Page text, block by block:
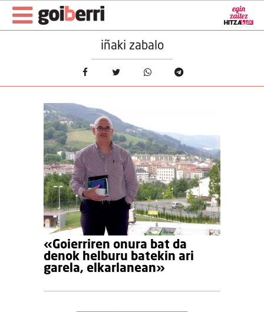
iñaki zabalo
«Goierriren onura bat da
denok helburu batekin ari
garela, elkarlanean»